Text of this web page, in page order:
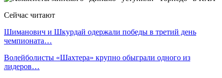
Сейчас читают
Шиманович и Шкурдай одержали победы в третий день
чемпионата…
Волейболисты «Шахтера» крупно обыграли одного из
лидеров…